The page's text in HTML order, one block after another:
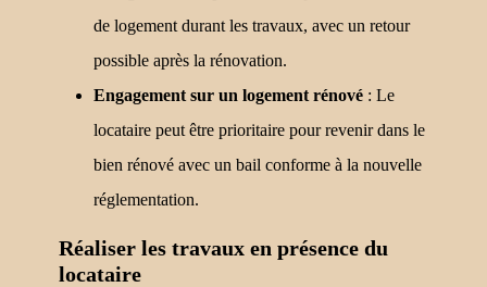
de logement durant les travaux, avec un retour
possible après la rénovation.
Engagement sur un logement rénové : Le
locataire peut être prioritaire pour revenir dans le
bien rénové avec un bail conforme à la nouvelle
réglementation.
Réaliser les travaux en présence du
locataire